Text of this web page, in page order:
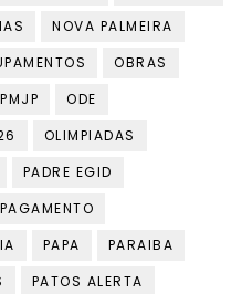
NOVA PALMEIRA
OBRAS
ODE
OLIMPIADAS
PADRE EGID
PAGAMENTO
PAPA
PARAIBA
PATOS ALERTA